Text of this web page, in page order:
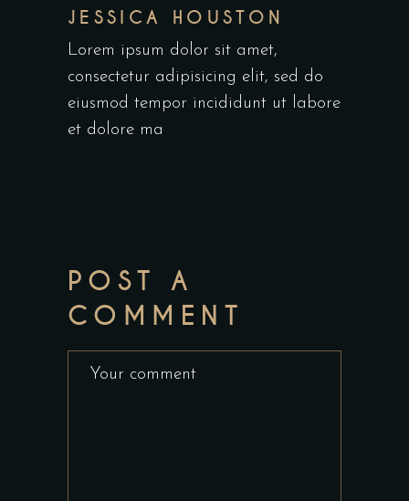
JESSICA HOUSTON
Lorem ipsum dolor sit amet,
consectetur adipisicing elit, sed do
eiusmod tempor incididunt ut labore
et dolore ma
POST A
COMMENT